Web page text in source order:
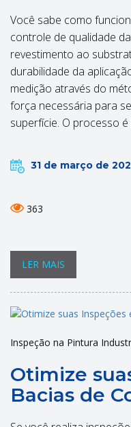
Você sabe como
controle de qualidade
revestimento ao
durabilidade da
medição através do
força necessária para
superfície. O processo
31 de março de
363
LER MAIS
Inspeção na Pintura
Otimize
Bacias de